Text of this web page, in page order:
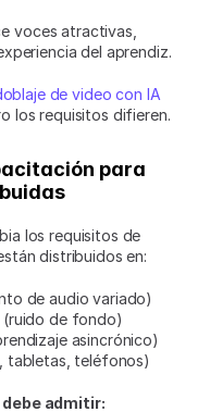
voces atractivas,
del aprendiz.
de video con IA
los requisitos difieren.
para
los requisitos de
distribuidos en:
de audio variado)
(ruido de fondo)
asincrónico)
tabletas, teléfonos)
debe admitir: